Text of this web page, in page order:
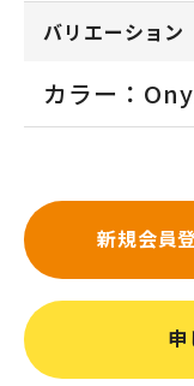
バリエーション
カラー：
新規会員
申